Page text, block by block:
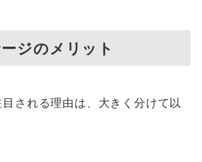
ジのメリット
される理由は、大きく分けて以